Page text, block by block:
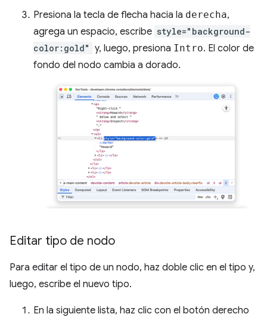
Presiona la tecla de flecha hacia la derecha,
agrega un espacio, escribe style="background-
color:gold" y, luego, presiona Intro. El color de
fondo del nodo cambia a dorado.
Editar tipo de nodo
Para editar el tipo de un nodo, haz doble clic en el tipo y,
luego, escribe el nuevo tipo.
En la siguiente lista, haz clic con el botón derecho